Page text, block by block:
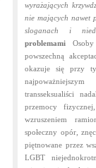
wyrażających
nie mających nawet
sloganach i
problemami
powszechną
okazuje się przy
transseksualiści
przemocy
wzruszeniem
społeczny opór,
piętnowane przez
LGBT